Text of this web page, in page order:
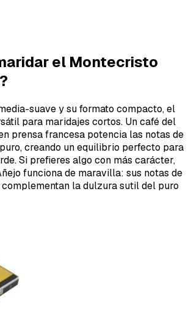
el Montecristo
suave y su formato compacto, el
para maridajes cortos. Un café del
prensa francesa potencia las notas de
creando un equilibrio perfecto para
Si prefieres algo con más carácter,
funciona de maravilla: sus notas de
la dulzura sutil del puro